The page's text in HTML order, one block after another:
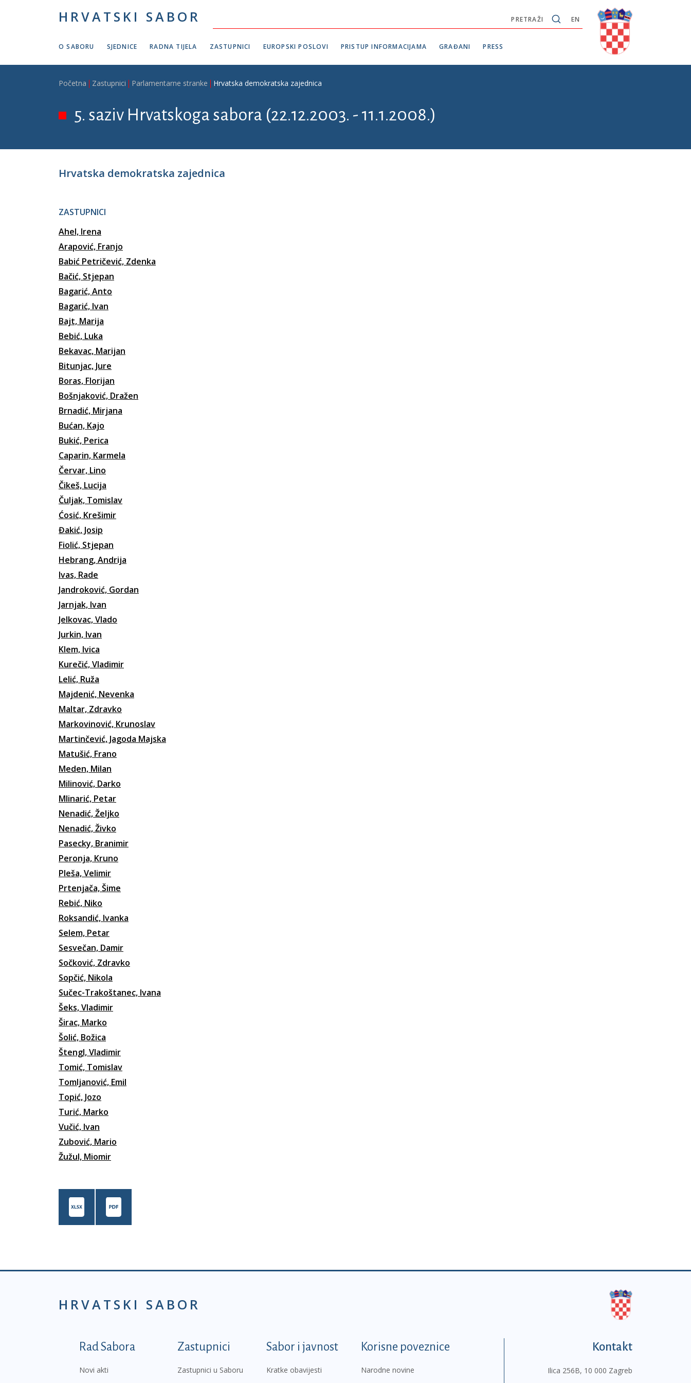
HRVATSKI SABOR EN
PRETRAŽI
O SABORU SJEDNICE RADNA TIJELA ZASTUPNICI EUROPSKI POSLOVI PRISTUP INFORMACIJAMA GRAĐANI PRESS
Breadcrumb
Početna Zastupnici Parlamentarne stranke Hrvatska demokratska zajednica
5. saziv Hrvatskoga sabora (22.12.2003. - 11.1.2008.)
Hrvatska demokratska zajednica
ZASTUPNICI
Ahel, Irena
Arapović, Franjo
Babić Petričević, Zdenka
Bačić, Stjepan
Bagarić, Anto
Bagarić, Ivan
Bajt, Marija
Bebić, Luka
Bekavac, Marijan
Bitunjac, Jure
Boras, Florijan
Bošnjaković, Dražen
Brnadić, Mirjana
Bućan, Kajo
Bukić, Perica
Caparin, Karmela
Červar, Lino
Čikeš, Lucija
Čuljak, Tomislav
Ćosić, Krešimir
Đakić, Josip
Fiolić, Stjepan
Hebrang, Andrija
Ivas, Rade
Jandroković, Gordan
Jarnjak, Ivan
Jelkovac, Vlado
Jurkin, Ivan
Klem, Ivica
Kurečić, Vladimir
Lelić, Ruža
Majdenić, Nevenka
Maltar, Zdravko
Markovinović, Krunoslav
Martinčević, Jagoda Majska
Matušić, Frano
Meden, Milan
Milinović, Darko
Mlinarić, Petar
Nenadić, Željko
Nenadić, Živko
Pasecky, Branimir
Peronja, Kruno
Pleša, Velimir
Prtenjača, Šime
Rebić, Niko
Roksandić, Ivanka
Selem, Petar
Sesvečan, Damir
Sočković, Zdravko
Sopčić, Nikola
Sučec-Trakoštanec, Ivana
Šeks, Vladimir
Širac, Marko
Šolić, Božica
Štengl, Vladimir
Tomić, Tomislav
Tomljanović, Emil
Topić, Jozo
Turić, Marko
Vučić, Ivan
Zubović, Mario
Žužul, Miomir
HRVATSKI SABOR
Podnožje prvi izbornik
Rad Sabora
Novi akti
Zastupnici
Zastupnici u Saboru
Sabor i javnost
Kratke obavijesti
Korisne poveznice
Narodne novine
Kontakt
Ilica 256B, 10 000 Zagreb